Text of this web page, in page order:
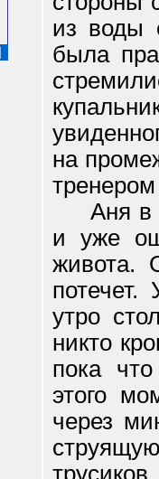
из воды
была
на
Аня в
и уже
живота.
утро
никто
пока
этого
через